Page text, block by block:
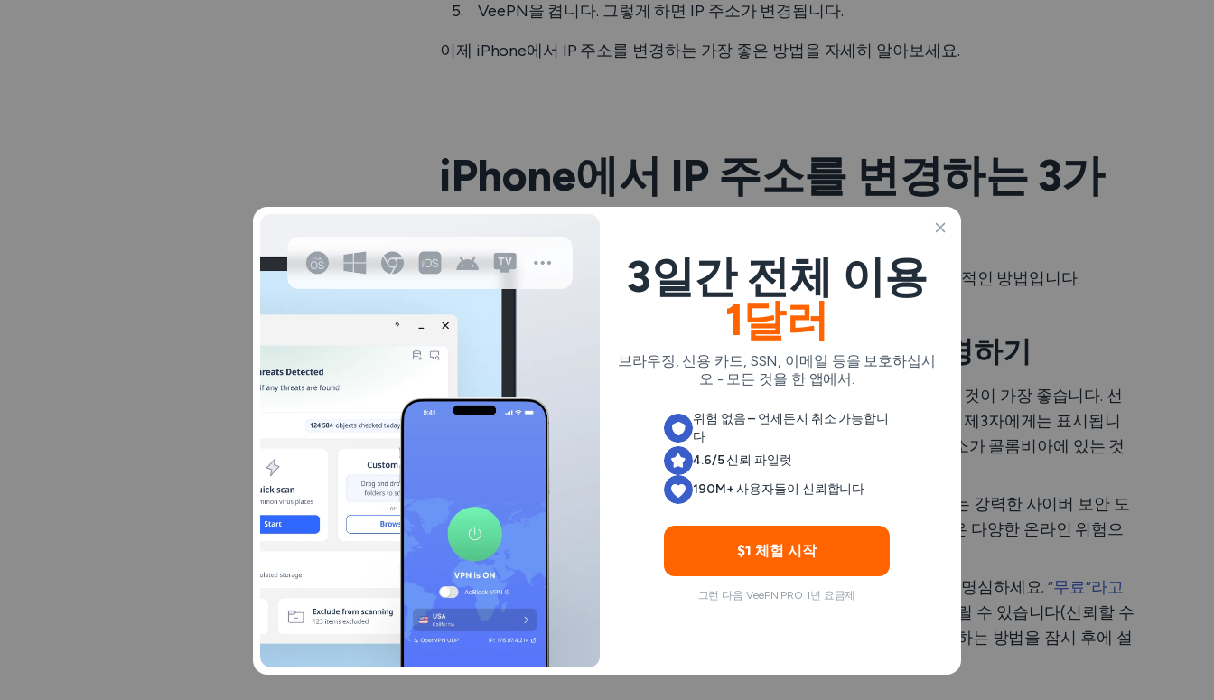
VeePN을 켭니다. 그렇게 하면 IP 주소가 변경됩니다.
이제 iPhone에서 IP 주소를 변경하는 가장 좋은 방법을 자세히 알아보세요.
iPhone에서 IP 주소를 변경하는 3가
지 쉬운 방법
다음은 iPhone에서 IP 주소를 변경하는 데 도움이 되는 가장 간단하고 효과적인 방법입니다.
방법 1: VPN을 사용하여 iPhone 위치 변경하기
iPhone(또는 다른 기기)에서
를 사용하는 것이 가장 좋습니다. 선
택한 가상 위치와 연결된 대체 주소를 제공하여 실제 주소는 숨겨져 있지만 제3자에게는 표시됩니
다. 예를 들어, 미국에 있는 사용자가 보고타의 VPN 서버에
연결하면 IP 주소가 콜롬비아에 있는 것
처럼 표시되어 마치 다른 곳에 있는 것처럼 웹을 브라우징할 수 있습니다.
게다가 VPN은
인터넷 트래픽을 암호화하여
사용자의 개인 정보를 보호하는 강력한 사이버 보안 도
구입니다. 또한
, 해킹 시도, 멀웨어, 개인 데이터 유출과 같은 다양한 온라인 위험으
로부터 사용자를 보호합니다.
하지만 모든 VPN 서비스가 똑같이 안전하고 효율적인 것은 아니라는 점을 명심하세요.“무료”라고
홍보하는서비스는 종종 고객 개인 정보를 무시하고 데이터를 위험에 빠뜨릴 수 있습니다(신뢰할 수
있는 서비스를 선택하는 방법과 VPN을 사용하여 iPhone에서 위치를 변경하는 방법을 잠시 후에 설
명해 드리겠습니다).
3일간 전체 이용
1달러
브라우징, 신용 카드, SSN, 이메일 등을 보호하십시
오 - 모든 것을 한 앱에서.
위험 없음 – 언제든지 취소 가능합니
다
4.6/5 신뢰 파일럿
190M+ 사용자들이 신뢰합니다
$1 체험 시작
그런 다음 VeePN PRO 1년 요금제